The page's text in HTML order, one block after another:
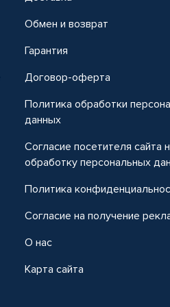
Обмен и возврат
Гарантия
Договор-оферта
Политика обработки
данных
Согласие посетителя сайта
обработку персональных
Политика
Согласие на получение
О нас
Карта сайта